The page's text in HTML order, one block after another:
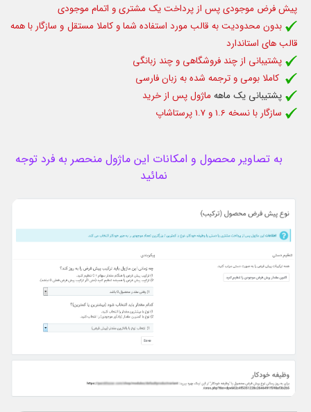
پیش فرض موجودی پس از پرداخت یک مشتری و اتمام موجودی
بدون محدودیت به قالب مورد استفاده شما و کاملا مستقل و سازگار با همه
قالب های استاندارد
پشتیبانی از چند فروشگاهی و چند زبانگی
کاملا بومی و ترجمه شده به زبان فارسی
پشتیبانی یک ماههماژول پس از خرید
سازگار با نسخه 1.6 و 1.7 پرستاشاپ
به تصاویر محصول و امکانات این ماژول منحصر به فرد توجه
نمائید